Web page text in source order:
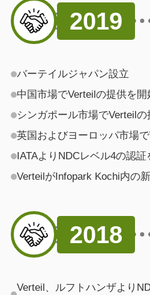
2019
バーテイルジャパン設立
中国市場でVerteilの提供を開
シンガポール市場でVerteil
英国およびヨーロッパ市場
IATAよりNDCレベル4の認証
VerteilがInfopark Kochi内の
2018
Verteil、ルフトハンザより